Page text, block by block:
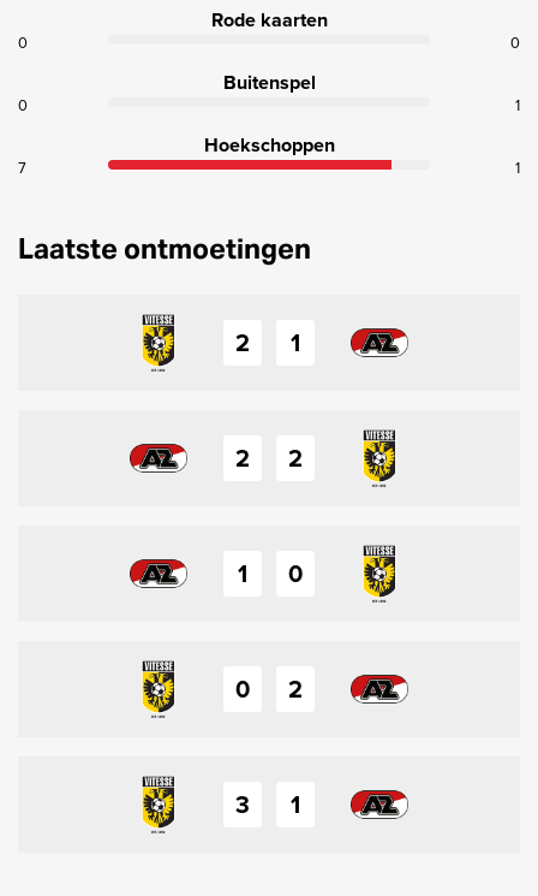
Rode kaarten
0 0
Buitenspel
0 1
Hoekschoppen
7 1
Laatste ontmoetingen
2 1
2 2
1 0
0 2
3 1